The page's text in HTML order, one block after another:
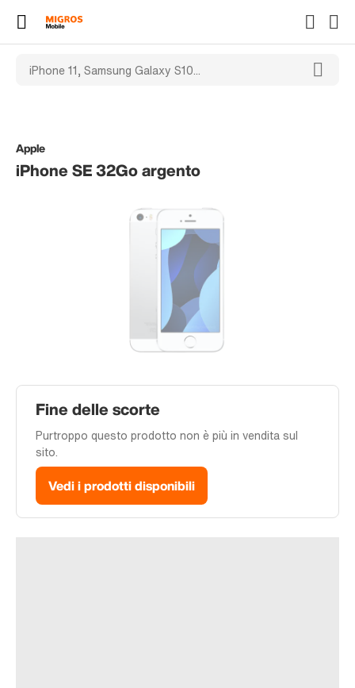
Apple
iPhone SE 32Go argento
Fine delle scorte
Purtroppo questo prodotto non è più in vendita sul
sito.
Vedi i prodotti disponibili